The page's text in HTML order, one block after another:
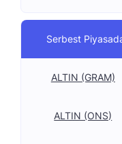
Serbest
ALTIN (GRAM)
ALTIN (ONS)